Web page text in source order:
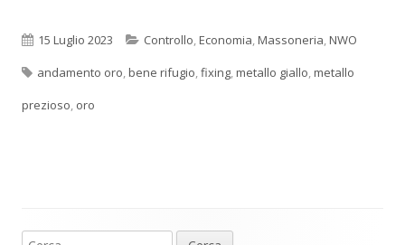
Pubblicato
15 Luglio 2023 Categorie
Controllo Economia Massoneria NWO
Tag
andamento oro bene rifugio fixing metallo giallo metallo
prezioso oro
Ricerca